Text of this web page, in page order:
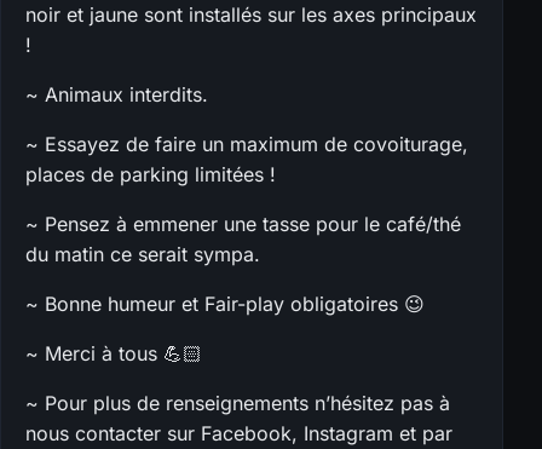
noir et jaune sont installés sur les axes principaux
!
~ Animaux interdits.
~ Essayez de faire un maximum de covoiturage,
places de parking limitées !
~ Pensez à emmener une tasse pour le café/thé
du matin ce serait sympa.
~ Bonne humeur et Fair-play obligatoires 😉
~ Merci à tous 💪🏻
~ Pour plus de renseignements n’hésitez pas à
nous contacter sur Facebook, Instagram et par